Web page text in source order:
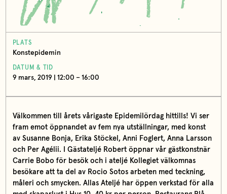
PLATS
Konstepidemin
DATUM & TID
9 mars, 2019 | 12:00 – 16:00
Välkommen till årets vårigaste Epidemilördag hittills! Vi ser
fram emot öppnandet av fem nya utställningar, med konst
av Susanne Bonja, Erika Stöckel, Anni Foglert, Anna Larsson
och Per Agélii. I Gästateljé Robert öppnar vår gästkonstnär
Carrie Bobo för besök och i ateljé Kollegiet välkomnas
besökare att ta del av Rocio Sotos arbeten med teckning,
måleri och smycken. Allas Ateljé har öppen verkstad för alla